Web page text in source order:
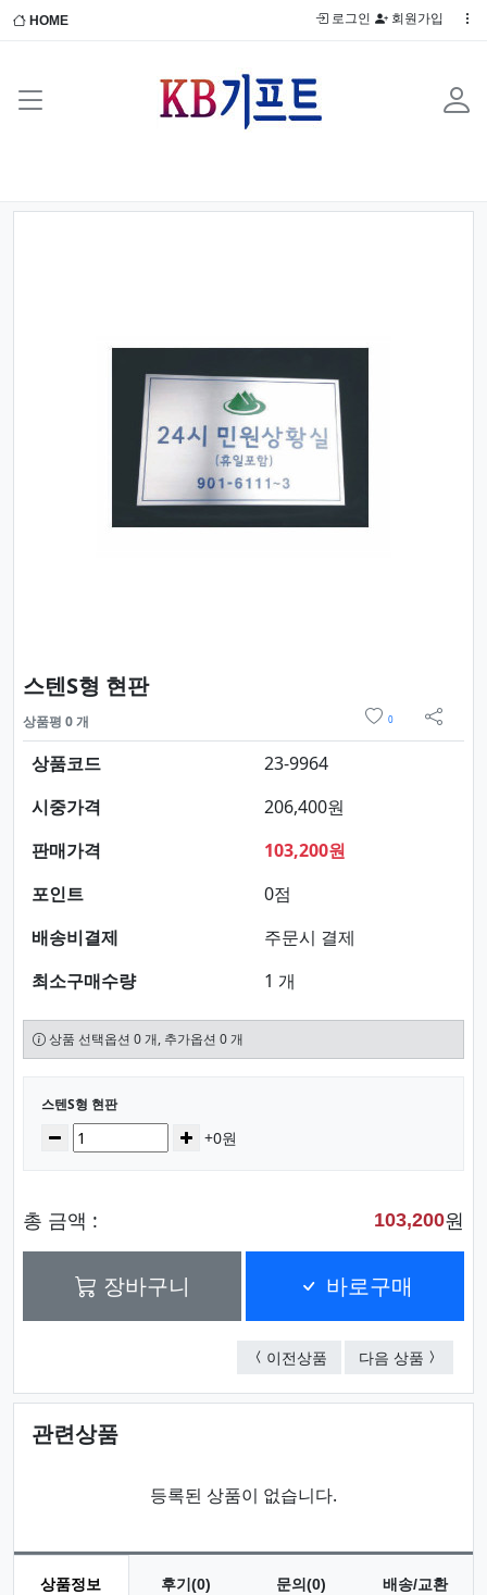
HOME 로그인 회원가입
스텐S형 현판요약정보 및 구매
상품평 0 개 0
sns 공
상품코드
23-9964
시중가격
206,400원
판매가격
103,200원
포인트
0점
배송비결제
주문시 결제
최소구매수량
1 개
상품 선택옵션 0 개, 추가옵션 0 개
선택된 옵션
스텐S형 현판
수량감소 증가+0원
총 금액 : 103,200원
장바구니 바로구매
이전상품 스텐S형 부식현판
다음 상품 스텐D
관련상품
등록된 상품이 없습니다.
상품정보 후기(0) 문의(0) 배송/교환